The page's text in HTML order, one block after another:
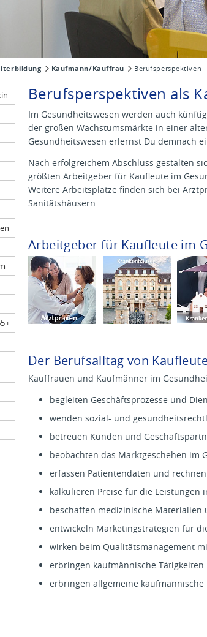
Kaufmann/Kauffrau Berufsperspektiven
Berufsperspektiven als
Im Gesundheitswesen werden auch
der großen Wachstumsmärkte in einer
Gesundheitswesen erlernst Du demnach
Nach erfolgreichem Abschluss gestalten
größten Arbeitgeber für Kaufleute im
Weitere Arbeitsplätze finden sich bei
Sanitätshäusern.
Arbeitgeber für Kaufleute im
Der Berufsalltag von
Kauffrauen und Kaufmänner im
begleiten Geschäftsprozesse und
wenden sozial- und
betreuen Kunden und
beobachten das Marktgeschehen im
erfassen Patientendaten und
kalkulieren Preise für die Leistungen
beschaffen medizinische Materialien
entwickeln Marketingstrategien für
wirken beim Qualitätsmanagement
erbringen kaufmännische Tätigkeiten
erbringen allgemeine